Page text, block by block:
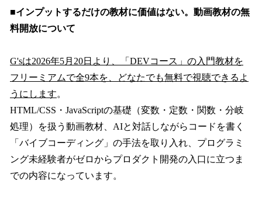
■インプットするだけの教材に価値はない。動画教材の無
料開放について
G'sは2026年5月20日より、「DEVコース」の入門教材を
フリーミアムで全9本を、どなたでも無料で視聴できるよ
うにします。
HTML/CSS・JavaScriptの基礎（変数・定数・関数・分岐
処理）を扱う動画教材、AIと対話しながらコードを書く
「バイブコーディング」の手法を取り入れ、プログラミ
ング未経験者がゼロからプロダクト開発の入口に立つま
での内容になっています。